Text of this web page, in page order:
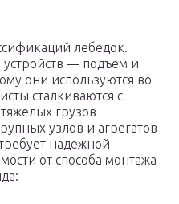
лебедок.
— подъем и
они используются во
сталкиваются с
грузов
узлов и агрегатов
надежной
от способа монтажа